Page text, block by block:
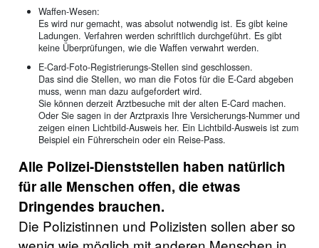
Waffen-Wesen:
Es wird nur gemacht, was absolut notwendig ist. Es gibt keine
Ladungen. Verfahren werden schriftlich durchgeführt. Es gibt
keine Überprüfungen, wie die Waffen verwahrt werden.
E-Card-Foto-Registrierungs-Stellen sind geschlossen.
Das sind die Stellen, wo man die Fotos für die E-Card abgeben
muss, wenn man dazu aufgefordert wird.
Sie können derzeit Arztbesuche mit der alten E-Card machen.
Oder Sie sagen in der Arztpraxis Ihre Versicherungs-Nummer und
zeigen einen Lichtbild-Ausweis her. Ein Lichtbild-Ausweis ist zum
Beispiel ein Führerschein oder ein Reise-Pass.
Alle Polizei-Dienststellen haben natürlich
für alle Menschen offen, die etwas
Dringendes brauchen.
Die Polizistinnen und Polizisten sollen aber so